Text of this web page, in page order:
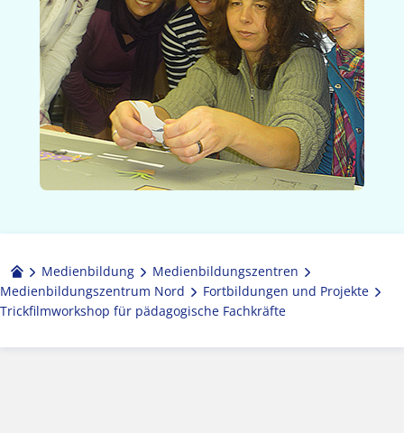
Medienbildung
Medien­bildungs­zentren
Medienbildungszentrum Nord
Fortbildungen und Projekte
Trickfilmworkshop für pädagogische Fachkräfte